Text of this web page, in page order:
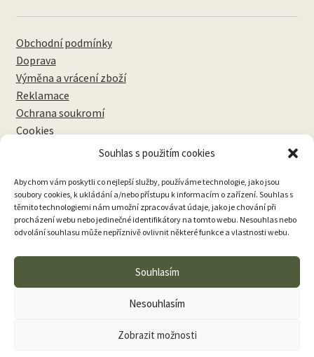
Souhlas s použitím cookies
Abychom vám poskytli co nejlepší služby, používáme technologie, jako jsou
soubory cookies, k ukládání a/nebo přístupu k informacím o zařízení. Souhlas s
těmito technologiemi nám umožní zpracovávat údaje, jako je chování při
procházení webu nebo jedinečné identifikátory na tomto webu. Nesouhlas nebo
odvolání souhlasu může nepříznivě ovlivnit některé funkce a vlastnosti webu.
Souhlasím
Nesouhlasím
Zobrazit možnosti
Obchodní podmínky
Doprava
Výměna a vrácení zboží
Reklamace
Ochrana soukromí
Cookies
NEWSLETTERY
Přihlásit k odběru